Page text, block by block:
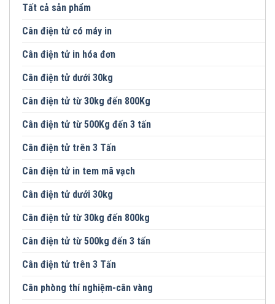
Tất cả sản phẩm
Cân điện tử có máy in
Cân điện tử in hóa đơn
Cân điện tử dưới 30kg
Cân điện tử từ 30kg đến 800Kg
Cân điện tử từ 500Kg đến 3 tấn
Cân điện tử trên 3 Tấn
Cân điện tử in tem mã vạch
Cân điện tử dưới 30kg
Cân điện tử từ 30kg đến 800kg
Cân điện tử từ 500kg đến 3 tấn
Cân điện tử trên 3 Tấn
Cân phòng thí nghiệm-cân vàng